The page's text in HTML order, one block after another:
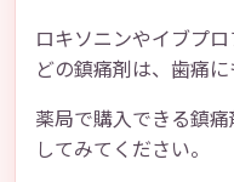
ロキソニンやイブプ
どの鎮痛剤は、歯痛に
薬局で購入できる鎮
してみてください。